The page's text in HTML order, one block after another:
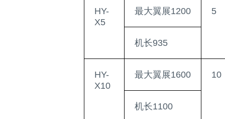
HY-
X5
最大翼展1200 5
机长935
HY-
X10
最大翼展1600 10
机长1100